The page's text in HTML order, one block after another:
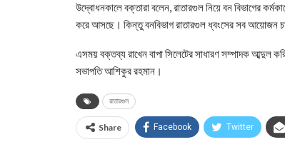
উদ্বোধনকালে বক্তারা বলেন, রাতারগুল নিয়ে বন বিভাগের
করে আসছে। কিন্তু বনবিভাগ রাতারগুল ধ্বংসের সব আয়োজন
এসময় বক্তব্য রাখেন বাপা সিলেটের সাধারণ সম্পাদক আব্দুল
সভাপতি আশিকুর রহমান।
রাতারগুল
Share Facebook Twitter